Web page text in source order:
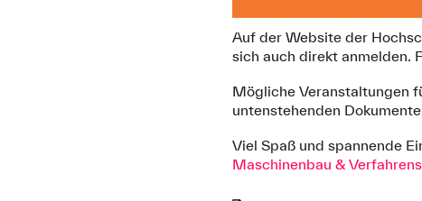
Auf der Website der
sich auch direkt anmelden.
Mögliche Veranstaltungen
untenstehenden
Viel Spaß und spannende
Maschinenbau &